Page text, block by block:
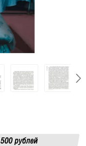
рублей